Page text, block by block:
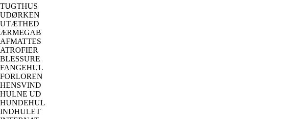
TUGTHUS
UDØRKEN
UTÆTHED
ÆRMEGAB
AFMATTES
ATROFIER
BLESSURE
FANGEHUL
FORLOREN
HENSVIND
HULNE UD
HUNDEHUL
INDHULET